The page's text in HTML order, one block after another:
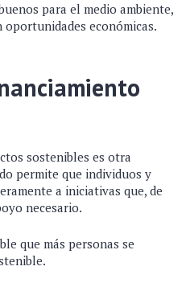
para el medio ambiente,
económicas.
sostenibles es otra
permite que individuos y
a iniciativas que, de
necesario.
que más personas se